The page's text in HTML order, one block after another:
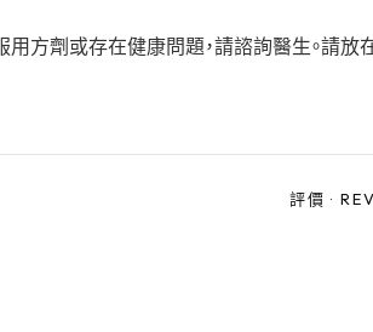
用方劑或存在健康問題，請諮詢醫生。請
評價 ·